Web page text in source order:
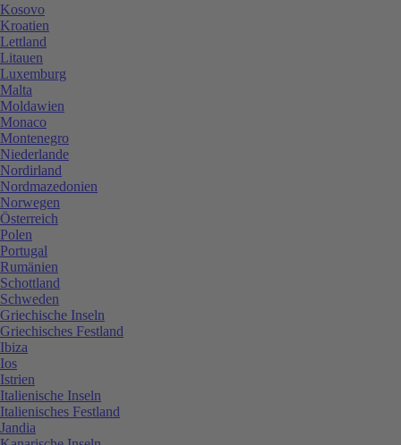
Kosovo
Kroatien
Lettland
Litauen
Luxemburg
Malta
Moldawien
Monaco
Montenegro
Niederlande
Nordirland
Nordmazedonien
Norwegen
Österreich
Polen
Portugal
Rumänien
Schottland
Schweden
Griechische Inseln
Griechisches Festland
Ibiza
Ios
Istrien
Italienische Inseln
Italienisches Festland
Jandia